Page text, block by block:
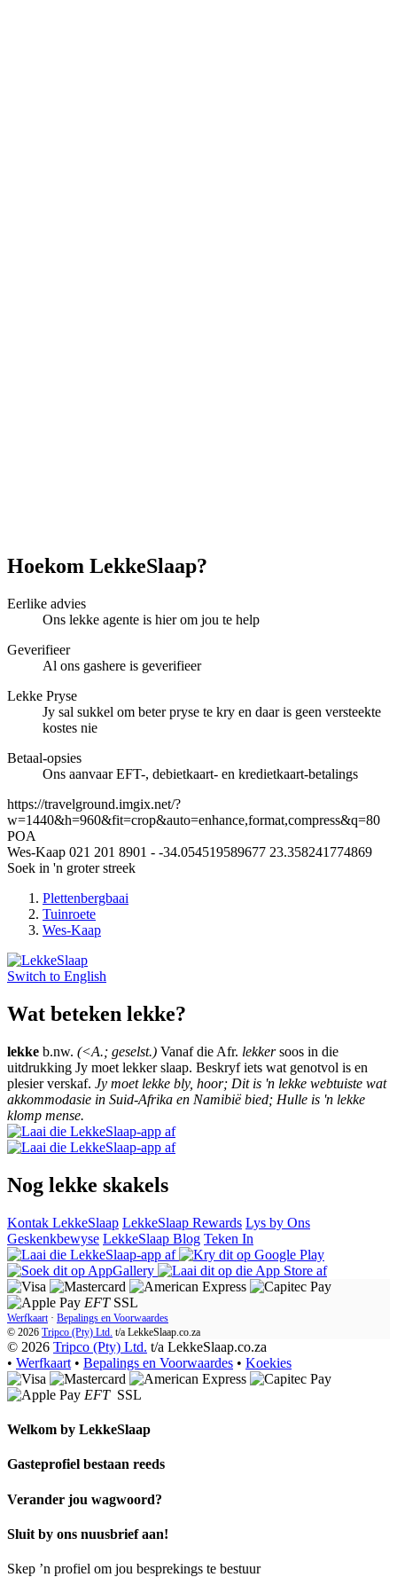
Hoekom LekkeSlaap?
Eerlike advies
Ons lekke agente is hier om jou te help
Geverifieer
Al ons gashere is geverifieer
Lekke Pryse
Jy sal sukkel om beter pryse te kry en daar is geen versteekte
kostes nie
Betaal-opsies
Ons aanvaar EFT-, debietkaart- en kredietkaart-betalings
https://travelground.imgix.net/?
w=1440&h=960&fit=crop&auto=enhance,format,compress&q=80
POA
Wes-Kaap 021 201 8901 - -34.054519589677 23.358241774869
Soek in 'n groter streek
Plettenbergbaai
Tuinroete
Wes-Kaap
Switch to English
Wat beteken lekke?
lekke b.nw. (<A.; geselst.) Vanaf die Afr. lekkersoos in die
uitdrukking Jy moet lekker slaap. Beskryf iets wat genotvol is en
plesier verskaf. Jy moet lekke bly, hoor; Dit is 'n lekke webtuiste wat
akkommodasie in Suid-Afrika en Namibië bied; Hulle is 'n lekke
klomp mense.
Nog lekke skakels
Kontak LekkeSlaap LekkeSlaap Rewards Lys by Ons
Geskenkbewyse LekkeSlaap Blog Teken In
EFT SSL
Werfkaart · Bepalings en Voorwaardes
© 2026 Tripco (Pty) Ltd. t/a LekkeSlaap.co.za
© 2026 Tripco (Pty) Ltd. t/a LekkeSlaap.co.za
• Werfkaart • Bepalings en Voorwaardes • Koekies
EFT SSL
Welkom by LekkeSlaap
Gasteprofiel bestaan ​​reeds
Verander jou wagwoord?
Sluit by ons nuusbrief aan!
Skep ’n profiel om jou besprekings te bestuur